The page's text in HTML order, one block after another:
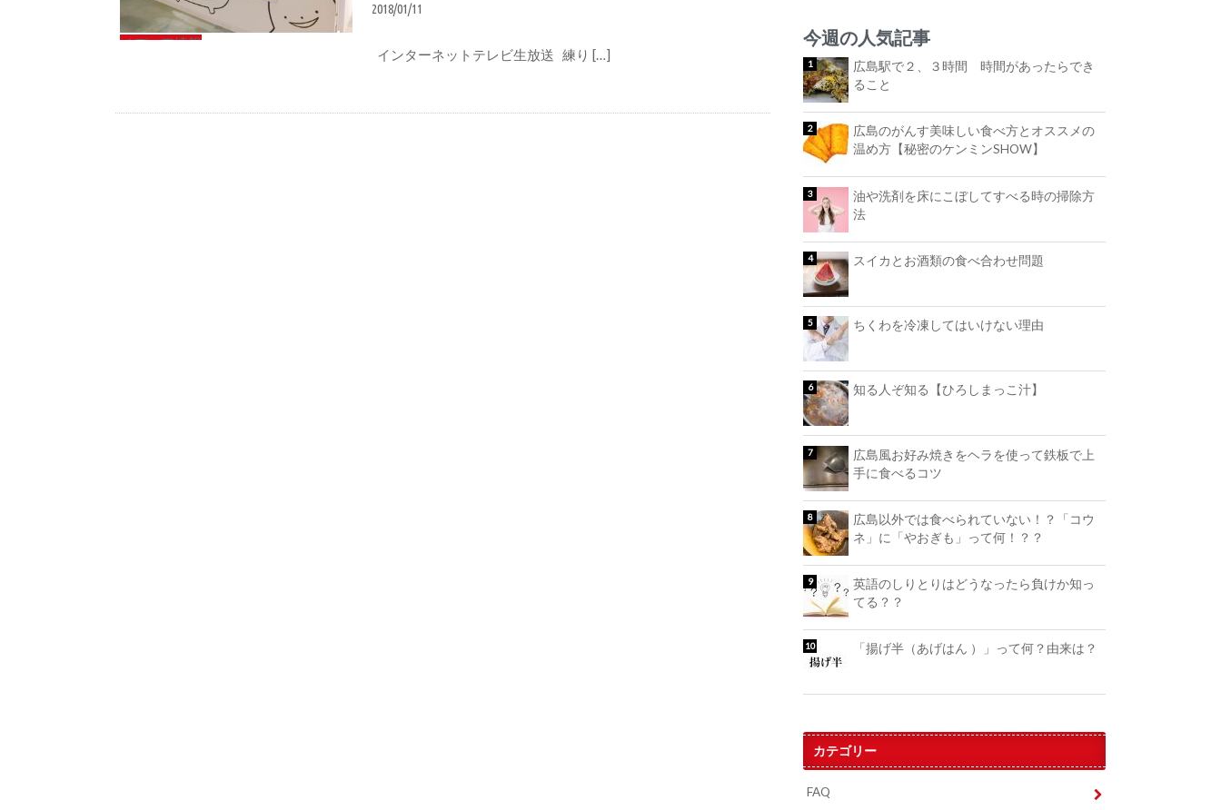
メディア情報
2018/01/11
インターネットテレビ生放送 練り […]
今週の人気記事
広島駅で２、３時間 時間があったらでき
ること
広島のがんす美味しい食べ方とオススメの
温め方【秘密のケンミンSHOW】
油や洗剤を床にこぼしてすべる時の掃除方
法
スイカとお酒類の食べ合わせ問題
ちくわを冷凍してはいけない理由
知る人ぞ知る【ひろしまっこ汁】
広島風お好み焼きをヘラを使って鉄板で上
手に食べるコツ
広島以外では食べられていない！？「コウ
ネ」に「やおぎも」って何！？？
英語のしりとりはどうなったら負けか知っ
てる？？
「揚げ半（あげはん ）」って何？由来は？
カテゴリー
FAQ